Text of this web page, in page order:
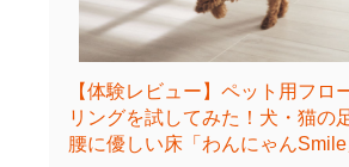
【体験レビュー】ペット用フロ
リングを試してみた！犬・猫の
腰に優しい床「わんにゃんSmile